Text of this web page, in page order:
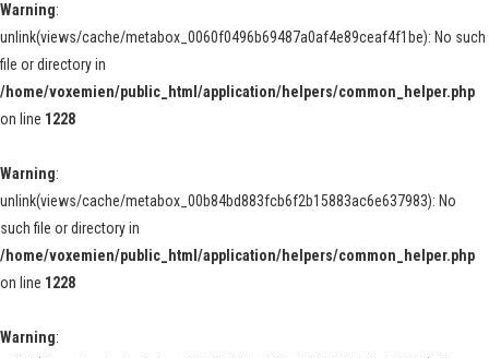
Warning:
unlink(views/cache/metabox_0060f0496b69487a0af4e89ceaf4f1be): No such
file or directory in
/home/voxemien/public_html/application/helpers/common_helper.php
on line 1228
Warning:
unlink(views/cache/metabox_00b84bd883fcb6f2b15883ac6e637983): No
such file or directory in
/home/voxemien/public_html/application/helpers/common_helper.php
on line 1228
Warning: